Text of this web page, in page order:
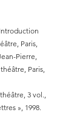
Paris,
Pierre,
Paris,
3 vol.,
», 1998.